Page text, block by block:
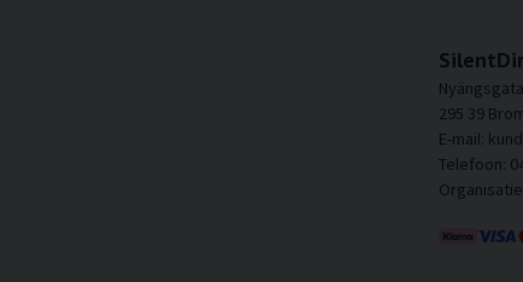
295 39
E-mail:
Telefoon: